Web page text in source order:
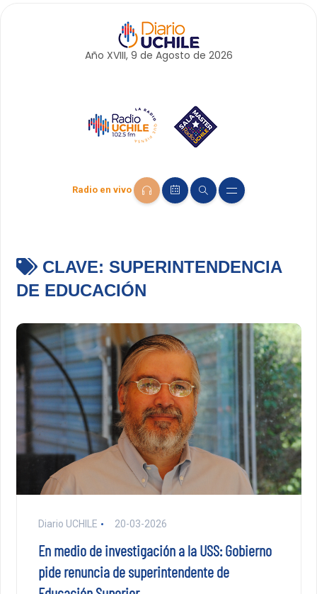
Año XVIII, 9 de Agosto de 2026
Radio en vivo
CLAVE: SUPERINTENDENCIA
DE EDUCACIÓN
Diario UCHILE 20-03-2026
En medio de investigación a la USS: Gobierno
pide renuncia de superintendente de